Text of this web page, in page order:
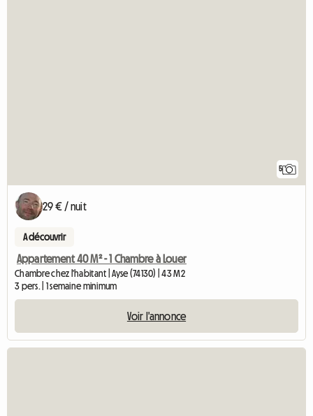
5
29 € / nuit
A découvrir
Appartement 40 M² - 1 Chambre à Louer
Chambre chez l'habitant | Ayse (74130) | 43 M2
3 pers. | 1 semaine minimum
Voir l'annonce